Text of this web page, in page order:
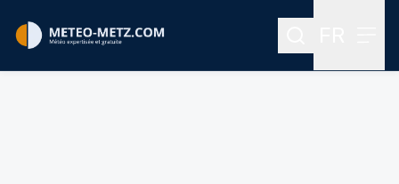
Rechercher